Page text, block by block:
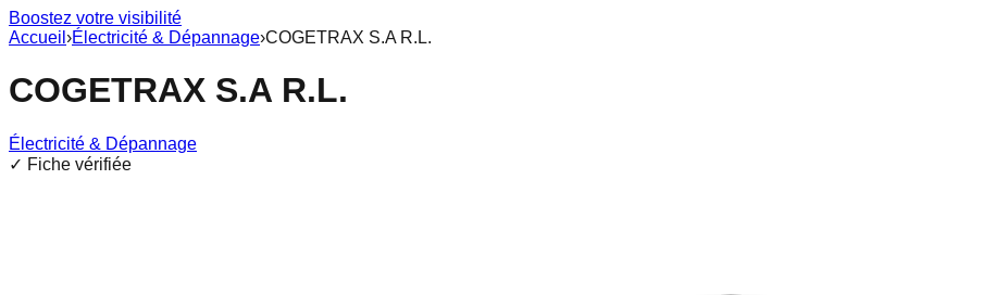
Boostez votre visibilité
Accueil ›Électricité & Dépannage›COGETRAX S.A R.L.
COGETRAX S.A R.L.
Électricité & Dépannage
✓ Fiche vérifiée